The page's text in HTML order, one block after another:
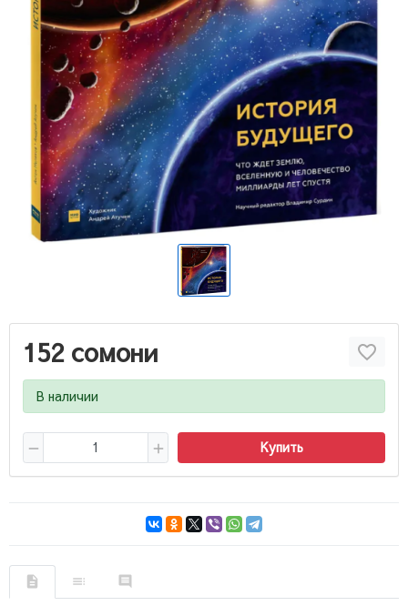
152 сомони
В наличии
Купить